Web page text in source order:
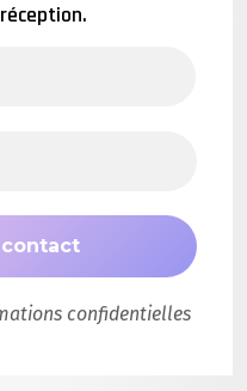
confidentielles